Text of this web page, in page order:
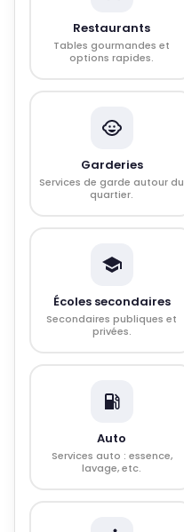
Restaurants
Tables gourmandes et
options rapides.
Garderies
Services de garde autour du
quartier.
Écoles secondaires
Secondaires publiques et
privées.
Auto
Services auto : essence,
lavage, etc.